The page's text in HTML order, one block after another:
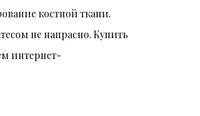
костной ткани.
не напрасно. Купить
интернет-